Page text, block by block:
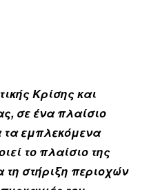
Κρίσης και
σε ένα πλαίσιο
εμπλεκόμενα
το πλαίσιο της
στήριξη περιοχών